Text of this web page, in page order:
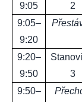
9:05
2
9:05–
9:20
9:20–
9:50
3
9:50–